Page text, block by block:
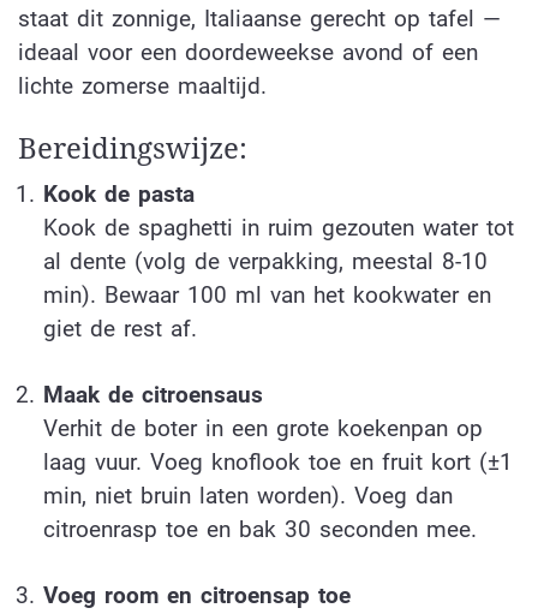
staat dit zonnige, Italiaanse gerecht op tafel —
ideaal voor een doordeweekse avond of een
lichte zomerse maaltijd.
Bereidingswijze:
Kook de pasta
Kook de spaghetti in ruim gezouten water tot
al dente (volg de verpakking, meestal 8-10
min). Bewaar 100 ml van het kookwater en
giet de rest af.
Maak de citroensaus
Verhit de boter in een grote koekenpan op
laag vuur. Voeg knoflook toe en fruit kort (±1
min, niet bruin laten worden). Voeg dan
citroenrasp toe en bak 30 seconden mee.
Voeg room en citroensap toe